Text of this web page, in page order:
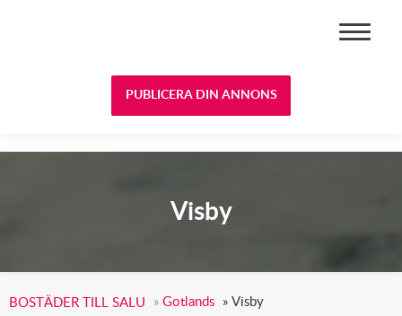
PUBLICERA DIN ANNONS
Visby
BOSTÄDER TILL SALU » Gotlands » Visby